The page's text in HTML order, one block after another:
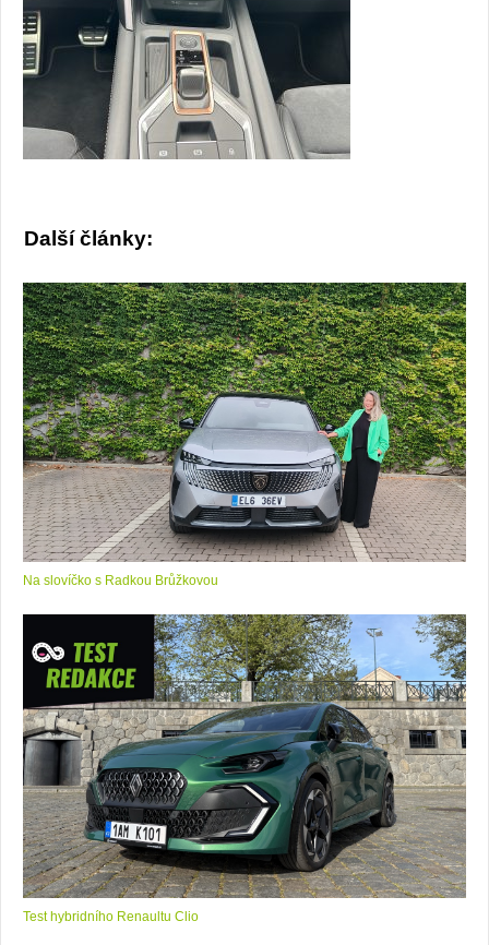
Další články:
Na slovíčko s Radkou Brůžkovou
Test hybridního Renaultu Clio